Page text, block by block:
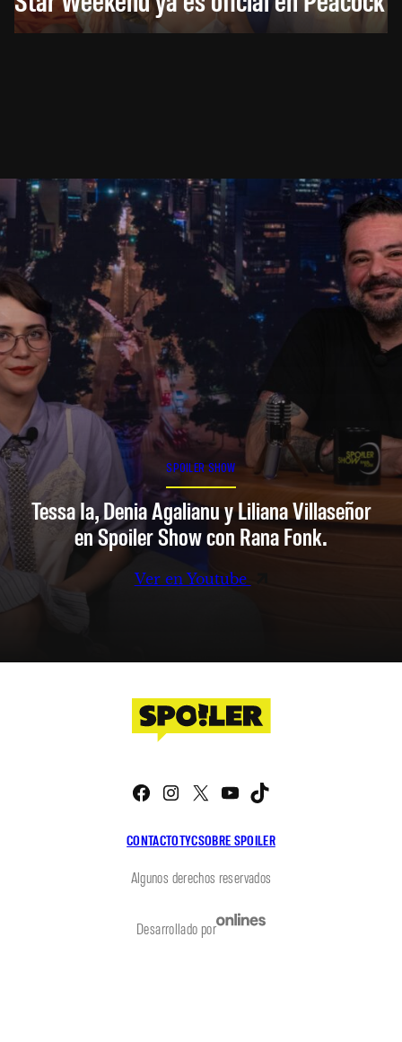
SPOILER SHOW
Tessa Ia, Denia Agalianu y Liliana Villaseñor
en Spoiler Show con Rana Fonk.
Ver en Youtube
CONTACTOTYCSOBRE SPOILER
Facebook
Instagram
X YouTube
Algunos derechos reservados
Desarrollado por